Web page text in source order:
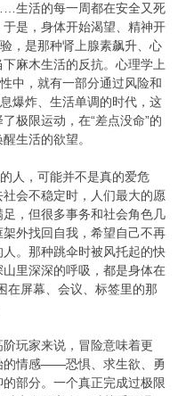
生活的每一周都在安全又死
是，身体开始渴望、精神开
，是那种肾上腺素飙升、心
麻木生活的反抗。心理学上
中，就有一部分通过风险和
爆炸、生活单调的时代，这
极限运动，在“差点没命”的
生活的欲望。
的人，可能并不是真的爱危
会不稳定时，人们最大的愿
，但很多事务和社会角色几
外找回自我，希望自己不再
。那种跳伞时被风托起的快
里深深的呼吸，都是身体在
屏幕、会议、标签里的那
阶玩家来说，冒险意味着更
的情感——恐惧、求生欲、勇
部分。一个真正完成过极限